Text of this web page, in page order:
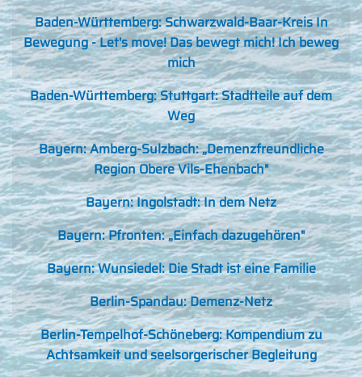
Baden-Württemberg: Schwarzwald-Baar-Kreis In
Bewegung - Let's move! Das bewegt mich! Ich beweg
mich
Baden-Württemberg: Stuttgart: Stadtteile auf dem
Weg
Bayern: Amberg-Sulzbach: „Demenzfreundliche
Region Obere Vils-Ehenbach"
Bayern: Ingolstadt: In dem Netz
Bayern: Pfronten: „Einfach dazugehören"
Bayern: Wunsiedel: Die Stadt ist eine Familie
Berlin-Spandau: Demenz-Netz
Berlin-Tempelhof-Schöneberg: Kompendium zu
Achtsamkeit und seelsorgerischer Begleitung